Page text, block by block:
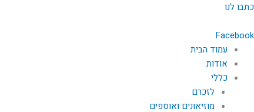
דילוג
כתבו לנו
Facebook
עמוד הבית
אודות
כללי
לזכרם
מוזיאונים ואוספים